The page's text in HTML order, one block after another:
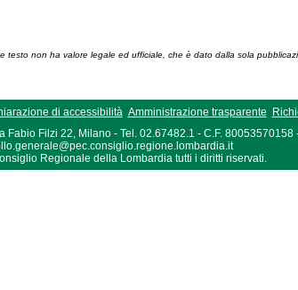
testo non ha valore legale ed ufficiale, che è dato dalla sola
di accessibilità Amministrazione trasparente
Filzi 22, Milano - Tel. 02.67482.1 - C.F. 80053570158
Regionale della Lombardia tutti i diritti riservati.